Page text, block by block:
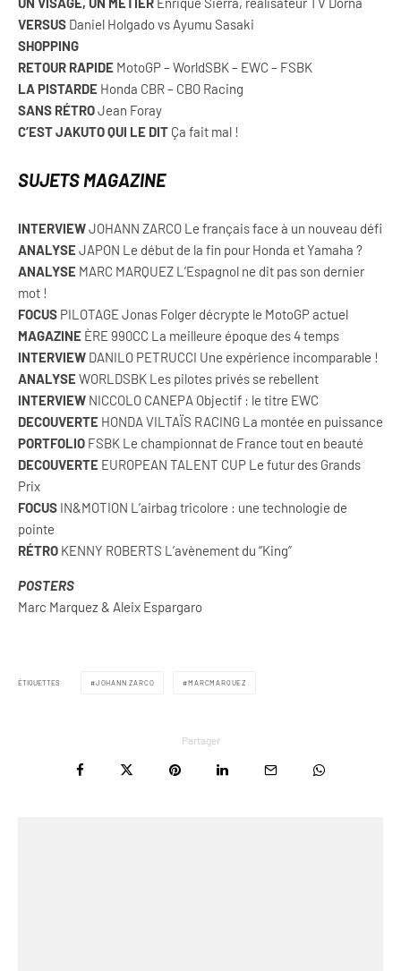
VERSUS Daniel Holgado vs Ayumu Sasaki
SHOPPING
RETOUR RAPIDE MotoGP – WorldSBK – EWC – FSBK
LA PISTARDE Honda CBR – CBO Racing
SANS RÉTROJean Foray
C’EST JAKUTO QUI LE DIT Ça fait mal !
SUJETS MAGAZINE
INTERVIEWJOHANN ZARCO Le français face à un nouveau défi
ANALYSEJAPON Le début de la fin pour Honda et Yamaha ?
ANALYSE MARC MARQUEZ L’Espagnol ne dit pas son dernier
mot !
FOCUS PILOTAGE Jonas Folger décrypte le MotoGP actuel
MAGAZINE ÈRE 990CC La meilleure époque des 4 temps
INTERVIEW DANILO PETRUCCI Une expérience incomparable !
ANALYSEWORLDSBK Les pilotes privés se rebellent
INTERVIEW NICCOLO CANEPA Objectif : le titre EWC
DECOUVERTE HONDA VILTAÏS RACING La montée en puissance
PORTFOLIO FSBK Le championnat de France tout en beauté
DECOUVERTE EUROPEAN TALENT CUP Le futur des Grands
Prix
FOCUS IN&MOTION L’airbag tricolore : une technologie de
pointe
RÉTRO KENNY ROBERTS L’avènement du “King”
POSTERS
Marc Marquez & Aleix Espargaro
ÉTIQUETTES JOHANN ZARCO MARCMARQUEZ
Partager